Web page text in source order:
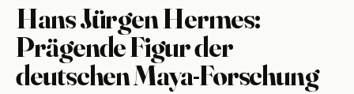
Hans Jürgen Hermes:
Prägende Figur der
deutschen Maya-Forschung